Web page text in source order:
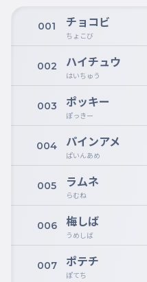
001 チョコビ
ちょこび
002 ハイチュウ
はいちゅう
003 ポッキー
ぽっきー
004 パインアメ
ぱいんあめ
005 ラムネ
らむね
006 梅しば
うめしば
007 ポテチ
ぽてち